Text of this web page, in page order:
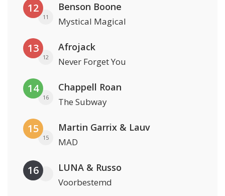
12
11
Benson Boone
Mystical Magical
13
12
Afrojack
Never Forget You
14
16
Chappell Roan
The Subway
15
15
Martin Garrix & Lauv
MAD
16 LUNA & Russo
Voorbestemd